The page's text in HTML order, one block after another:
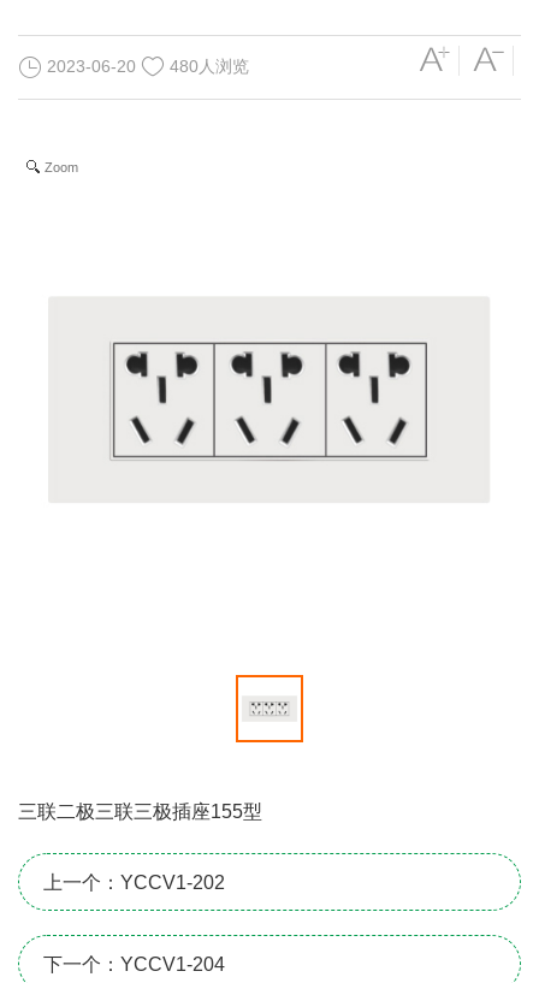
2023-06-20 480人浏览
Zoom
三联二极三联三极插座155型
上一个：YCCV1-202
下一个：YCCV1-204